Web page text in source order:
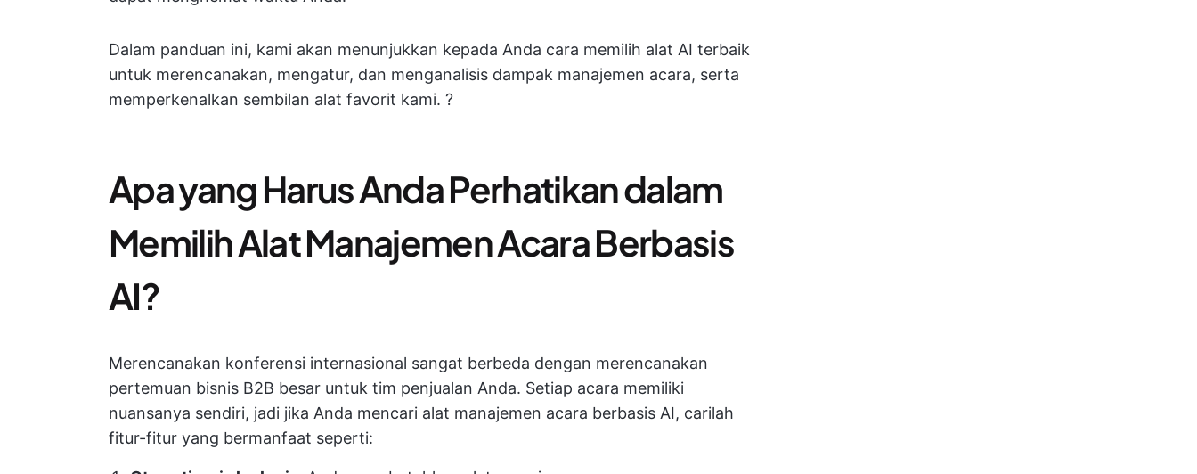
Dalam panduan ini, kami akan menunjukkan kepada Anda cara memilih alat AI terbaik
untuk merencanakan, mengatur, dan menganalisis dampak manajemen acara, serta
memperkenalkan sembilan alat favorit kami. ?️
Apa yang Harus Anda Perhatikan dalam
Memilih Alat Manajemen Acara Berbasis
AI?
Merencanakan konferensi internasional sangat berbeda dengan merencanakan
pertemuan bisnis B2B besar untuk tim penjualan Anda. Setiap acara memiliki
nuansanya sendiri, jadi jika Anda mencari alat manajemen acara berbasis AI, carilah
fitur-fitur yang bermanfaat seperti: